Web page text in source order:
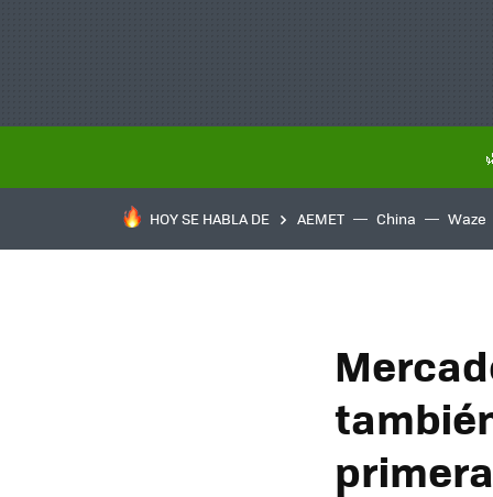
HOY SE HABLA DE AEMET China Waze